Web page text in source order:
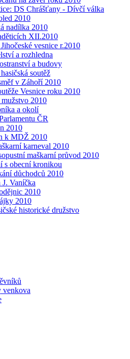
DS Chrášťany - Dívčí válka
2010
nadílka 2010
XII.2010
vesnice r.2010
a rozhledna
a budovy
soutěž
v Záhoří 2010
Vesnice roku 2010
2010
a okolí
ČR
2010
k MDŽ 2010
karneval 2010
maškarní průvod 2010
s obecní kronikou
důchodců 2010
J. Vaníčka
2010
2010
historické družstvo
venkova